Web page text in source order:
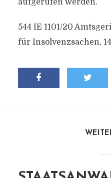
aufgerufen werden.
544 IE 1101/20
für Insolvenzsachen,